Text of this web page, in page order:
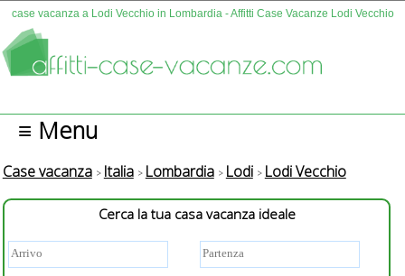
case vacanza a Lodi Vecchio in Lombardia - Affitti Case Vacanze Lodi Vecchio
≡ Menu
Case vacanza Italia Lombardia Lodi Lodi Vecchio
Cerca la tua casa vacanza ideale